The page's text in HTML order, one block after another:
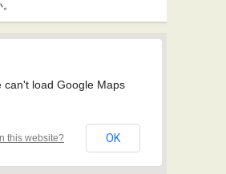
can't load Google Maps
this website? OK